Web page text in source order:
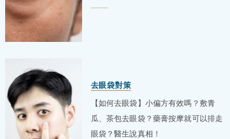
去眼袋對策
【如何去眼袋】小偏方有效嗎？敷青
瓜、茶包去眼袋？藥膏按摩就可以排走
眼袋？醫生說真相！